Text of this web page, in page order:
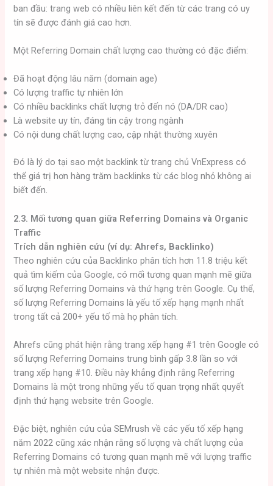
ban đầu: trang web có nhiều liên kết đến từ các trang có uy
tín sẽ được đánh giá cao hơn.
Một Referring Domain chất lượng cao thường có đặc điểm:
Đã hoạt động lâu năm (domain age)
Có lượng traffic tự nhiên lớn
Có nhiều backlinks chất lượng trỏ đến nó (DA/DR cao)
Là website uy tín, đáng tin cậy trong ngành
Có nội dung chất lượng cao, cập nhật thường xuyên
Đó là lý do tại sao một backlink từ trang chủ VnExpress có
thể giá trị hơn hàng trăm backlinks từ các blog nhỏ không ai
biết đến.
2.3. Mối tương quan giữa Referring Domains và Organic
Traffic
Trích dẫn nghiên cứu (ví dụ: Ahrefs, Backlinko)
Theo nghiên cứu của Backlinko phân tích hơn 11.8 triệu kết
quả tìm kiếm của Google, có mối tương quan mạnh mẽ giữa
số lượng Referring Domains và thứ hạng trên Google. Cụ thể,
số lượng Referring Domains là yếu tố xếp hạng mạnh nhất
trong tất cả 200+ yếu tố mà họ phân tích.
Ahrefs cũng phát hiện rằng trang xếp hạng #1 trên Google có
số lượng Referring Domains trung bình gấp 3.8 lần so với
trang xếp hạng #10. Điều này khẳng định rằng Referring
Domains là một trong những yếu tố quan trọng nhất quyết
định thứ hạng website trên Google.
Đặc biệt, nghiên cứu của SEMrush về các yếu tố xếp hạng
năm 2022 cũng xác nhận rằng số lượng và chất lượng của
Referring Domains có tương quan mạnh mẽ với lượng traffic
tự nhiên mà một website nhận được.